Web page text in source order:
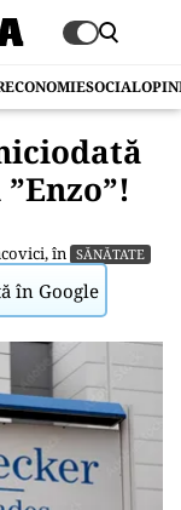
ECONOMIESOCIAL
, în SĂNĂTATE
în Google